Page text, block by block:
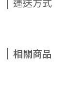
運送方式
相關商品